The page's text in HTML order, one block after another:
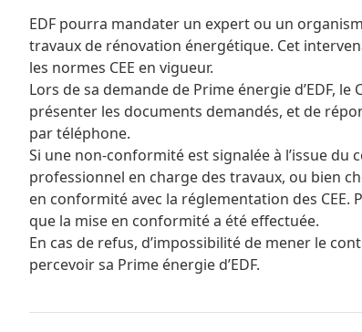
EDF pourra mandater un expert ou un
travaux de rénovation énergétique. Cet
les normes CEE en vigueur.
Lors de sa demande de Prime énergie d’EDF,
présenter les documents demandés, et de
par téléphone.
Si une non-conformité est signalée à l’issue
professionnel en charge des travaux, ou bien
en conformité avec la réglementation des
que la mise en conformité a été effectuée.
En cas de refus, d’impossibilité de mener le
percevoir sa Prime énergie d’EDF.